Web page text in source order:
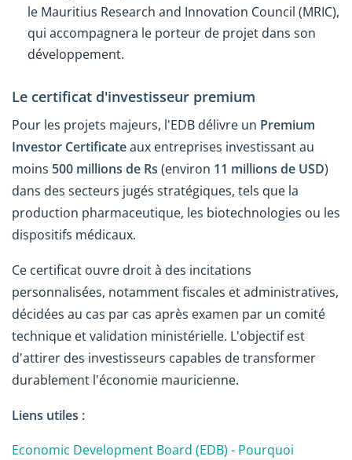
le Mauritius Research and Innovation Council (MRIC),
qui accompagnera le porteur de projet dans son
développement.
Le certificat d'investisseur premium
Pour les projets majeurs, l'EDB délivre un Premium
Investor Certificateaux entreprises investissant au
moins 500 millions de Rs (environ 11 millions de USD)
dans des secteurs jugés stratégiques, tels que la
production pharmaceutique, les biotechnologies ou les
dispositifs médicaux.
Ce certificat ouvre droit à des incitations
personnalisées, notamment fiscales et administratives,
décidées au cas par cas après examen par un comité
technique et validation ministérielle. L'objectif est
d'attirer des investisseurs capables de transformer
durablement l'économie mauricienne.
Liens utiles :
Economic Development Board (EDB) - Pourquoi